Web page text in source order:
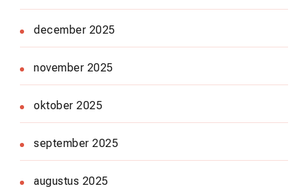
december 2025
november 2025
oktober 2025
september 2025
augustus 2025